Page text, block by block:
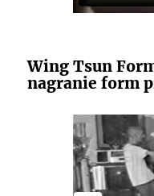
Wing Tsun
nagranie form